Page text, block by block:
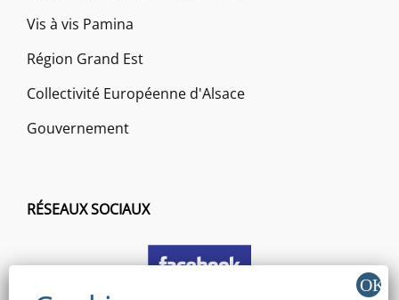
Vis à vis Pamina
Région Grand Est
Collectivité Européenne d'Alsace
Gouvernement
RÉSEAUX SOCIAUX